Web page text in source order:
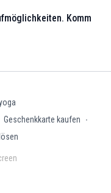
Komm
Geschenkkarte kaufen
∙